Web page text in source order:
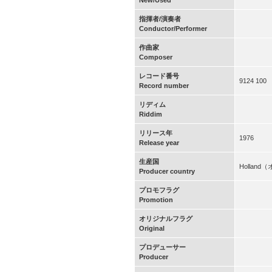
指揮者/演奏者
Conductor/Performer
作曲家
Composer
レコード番号
Record number
9124 100
リディム
Riddim
リリース年
Release year
1976
生産国
Producer country
Holland（
プロモフラグ
Promotion
オリジナルフラグ
Original
プロデューサー
Producer